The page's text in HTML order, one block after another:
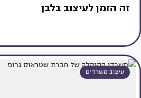
זה הזמן לעיצוב בלבן
עיצוב משרדים